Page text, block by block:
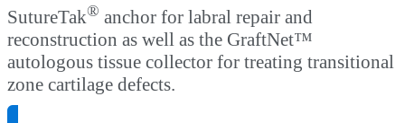
SutureTak® anchor for labral repair and
reconstruction as well as the GraftNet™
autologous tissue collector for treating transitional
zone cartilage defects.